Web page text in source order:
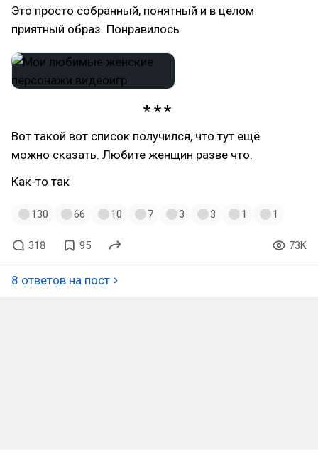
Это просто собранный, понятный и в целом
приятный образ. Понравилось
Вот такой вот список получился, что тут ещё
можно сказать. Любите женщин разве что.
Как-то так
130 66 10 7 3 3 1 1
318 95 73K
8 ответов на пост